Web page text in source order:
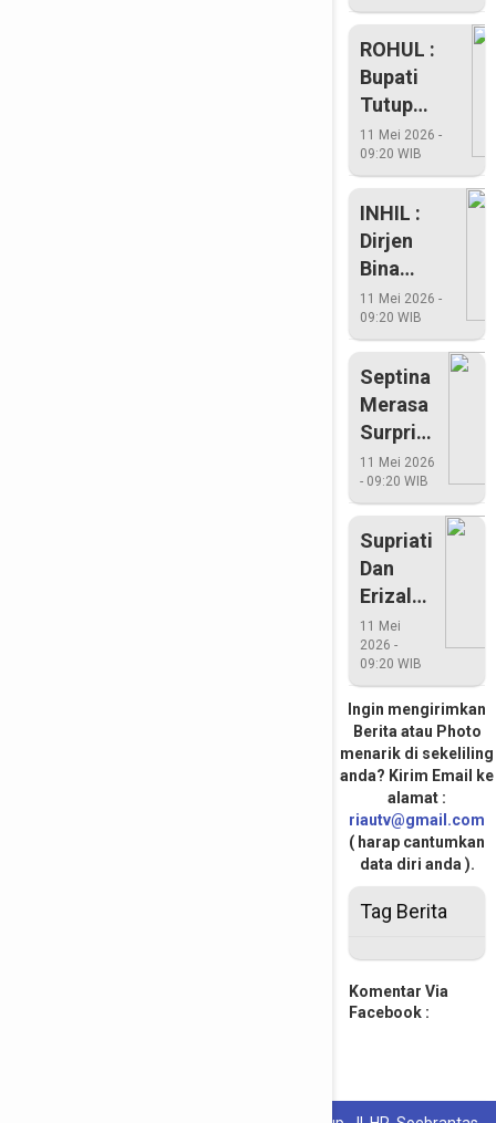
ROHUL :
Bupati
Tutup
Puncak
Peringatan
Bangun
Purba
11 Mei 2026 -
09:20 WIB
INHIL :
Dirjen
Bina
Marga
Kemen PU
Dan
Bupati
Inhil
Tinjau
Pelabuhan
Enok
11 Mei 2026 -
09:20 WIB
Septina
Merasa
Surprise
Ditunjuk
Jadi
11 Mei 2026
- 09:20 WIB
Supriati
Dan
Erizal
Tidak
Ikut
Putusan
DPP
11 Mei
2026 -
09:20 WIB
Ingin mengirimkan
Berita atau Photo
menarik di sekeliling
anda? Kirim Email ke
alamat :
riautv@gmail.com
( harap cantumkan
data diri anda ).
Tag Berita
Komentar Via
Facebook :